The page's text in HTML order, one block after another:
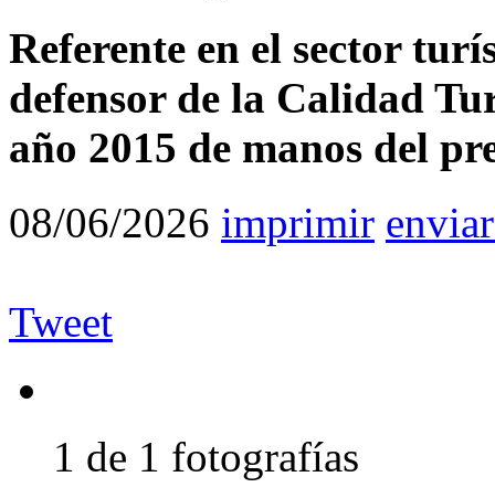
Referente en el sector
defensor de la Calidad
año 2015 de manos del
08/06/2026 imprimir
Tweet
1 de 1 fotografías